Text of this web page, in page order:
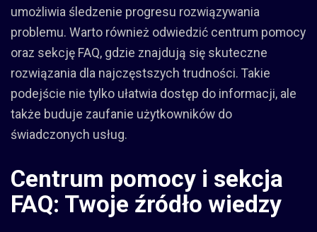
umożliwia śledzenie progresu rozwiązywania
problemu. Warto również odwiedzić centrum pomocy
oraz sekcję FAQ, gdzie znajdują się skuteczne
rozwiązania dla najczęstszych trudności. Takie
podejście nie tylko ułatwia dostęp do informacji, ale
także buduje zaufanie użytkowników do
świadczonych usług.
Centrum pomocy i sekcja
FAQ: Twoje źródło wiedzy